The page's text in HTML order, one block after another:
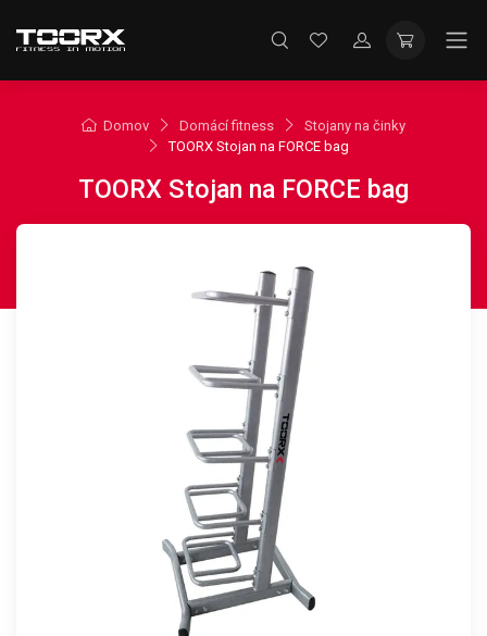
Domov Domácí fitness
Stojany na činky
TOORX Stojan na FORCE bag
TOORX Stojan na FORCE bag